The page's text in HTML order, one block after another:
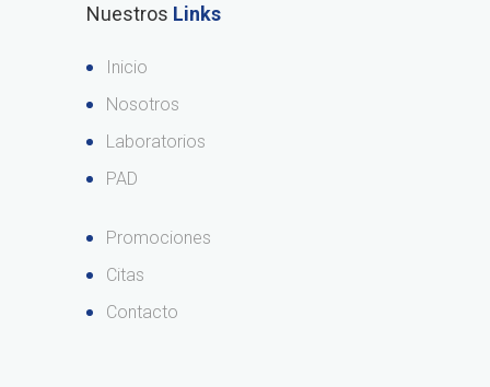
Nuestros Links
Inicio
Nosotros
Laboratorios
PAD
Promociones
Citas
Contacto